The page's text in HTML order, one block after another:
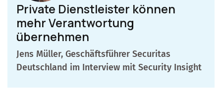
Private Dienstleister können
mehr Verantwortung
übernehmen
Jens Müller, Geschäftsführer Securitas
Deutschland im Interview mit Security Insight